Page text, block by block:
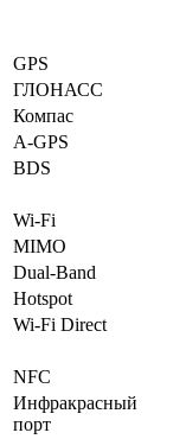
GPS
ГЛОНАСС
Компас
A-GPS
BDS
Wi-Fi
MIMO
Dual-Band
Hotspot
Wi-Fi Direct
NFC
Инфракрасный
порт